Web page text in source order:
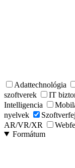
Adattechnológia
szoftverek
IT
Intelligencia
nyelvek
AR/VR/XR
Formátum